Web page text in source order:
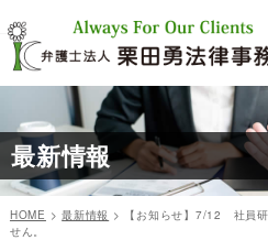
ン
テ
ン
へ
ス
キ
ッ
プ
最新情報
HOME >最新情報 >
【お知らせ】7/12 社員
せん。